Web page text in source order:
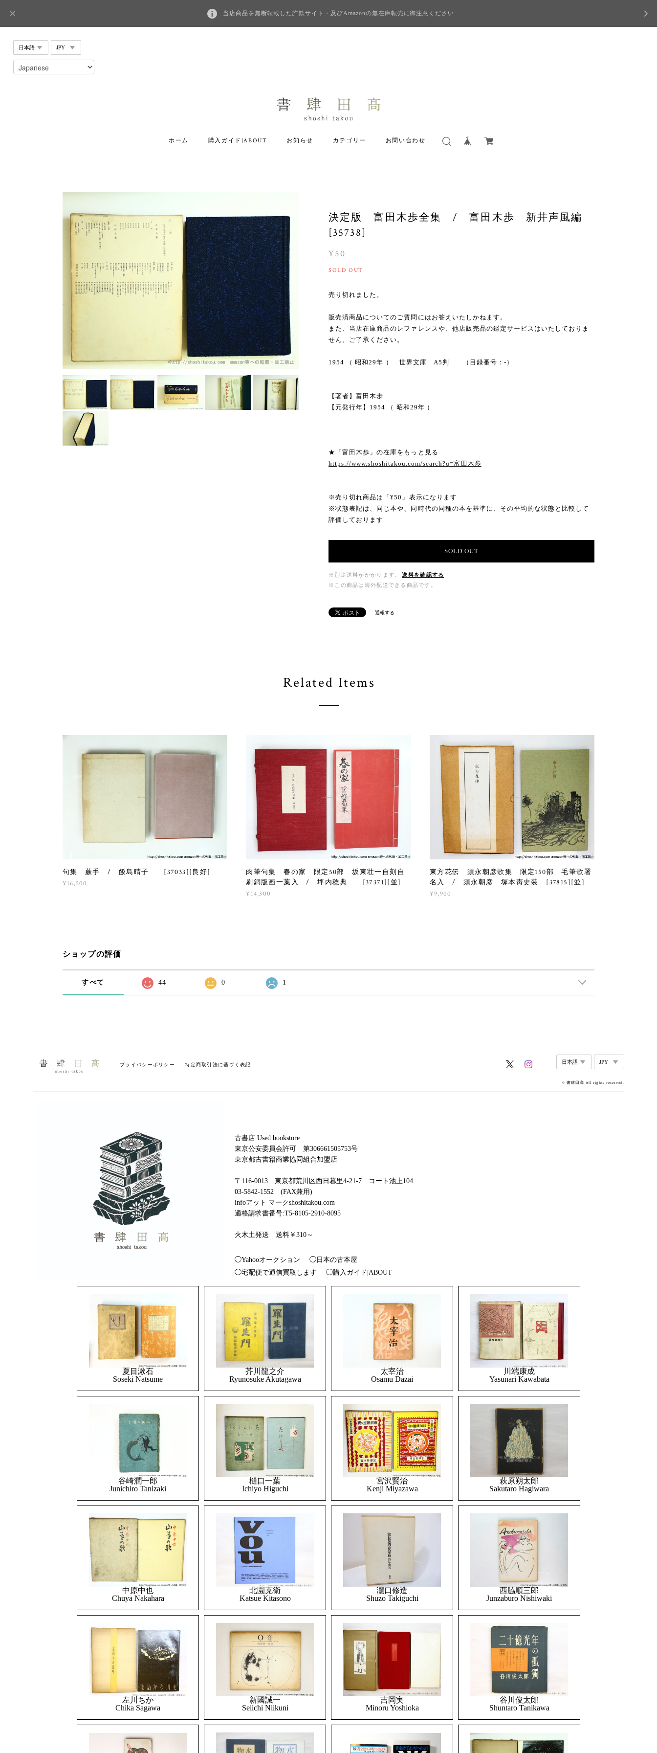
当店商品を無断転載した詐欺サイト・及びAmazonの無在庫転売に御注意ください
ホーム 購入ガイド|ABOUT お知らせ カテゴリー お問い合わせ
決定版 富田木歩全集 / 富田木歩 新井声風編
[35738]
¥50
SOLD OUT
売り切れました。
販売済商品についてのご質問にはお答えいたしかねます。
また、当店在庫商品のレファレンスや、他店販売品の鑑定サービスはいたしておりま
せん。ご了承ください。
1954 （ 昭和29年 ） 世界文庫 A5判 （目録番号：-）
【著者】富田木歩
【元発行年】1954 （ 昭和29年 ）
★「富田木歩」の在庫をもっと見る
https://www.shoshitakou.com/search?q=富田木歩
※売り切れ商品は「¥50」表示になります
※状態表記は、同じ本や、同時代の同種の本を基準に、その平均的な状態と比較して
評価しております
SOLD OUT
※別途送料がかかります。
送料を確認する
※この商品は海外配送できる商品です。
通報する
Related Items
句集 蕨手 / 飯島晴子 [37033][良好]
¥16,500
肉筆句集 春の家 限定50部 坂東壮一自刻自
刷銅版画一葉入 / 坪内稔典 [37371][並]
¥14,300
東方花伝 須永朝彦歌集 限定150部 毛筆歌署
名入 / 須永朝彦 塚本靑史装 [37815][並]
¥9,900
ショップの評価
すべて 44 0 1
プライバシーポリシー 特定商取引法に基づく表記
© 書肆田高 All rights reserved.
古書店 Used bookstore
東京公安委員会許可 第306661505753号
東京都古書籍商業協同組合加盟店
〒116-0013 東京都荒川区西日暮里4-21-7 コート池上104
03-5842-1552 (FAX兼用)
infoアット マークshoshitakou.com
適格請求書番号:T5-8105-2910-8095
火木土発送 送料￥310～
◯Yahooオークション
◯日本の古本屋
◯宅配便で通信買取します
◯購入ガイド|ABOUT
夏目漱石
Soseki Natsume
芥川龍之介
Ryunosuke Akutagawa
太宰治
Osamu Dazai
川端康成
Yasunari Kawabata
谷崎潤一郎
Junichiro Tanizaki
樋口一葉
Ichiyo Higuchi
宮沢賢治
Kenji Miyazawa
萩原朔太郎
Sakutaro Hagiwara
中原中也
Chuya Nakahara
北園克衛
Katsue Kitasono
瀧口修造
Shuzo Takiguchi
西脇順三郎
Junzaburo Nishiwaki
左川ちか
Chika Sagawa
新國誠一
Seiichi Niikuni
吉岡実
Minoru Yoshioka
谷川俊太郎
Shuntaro Tanikawa